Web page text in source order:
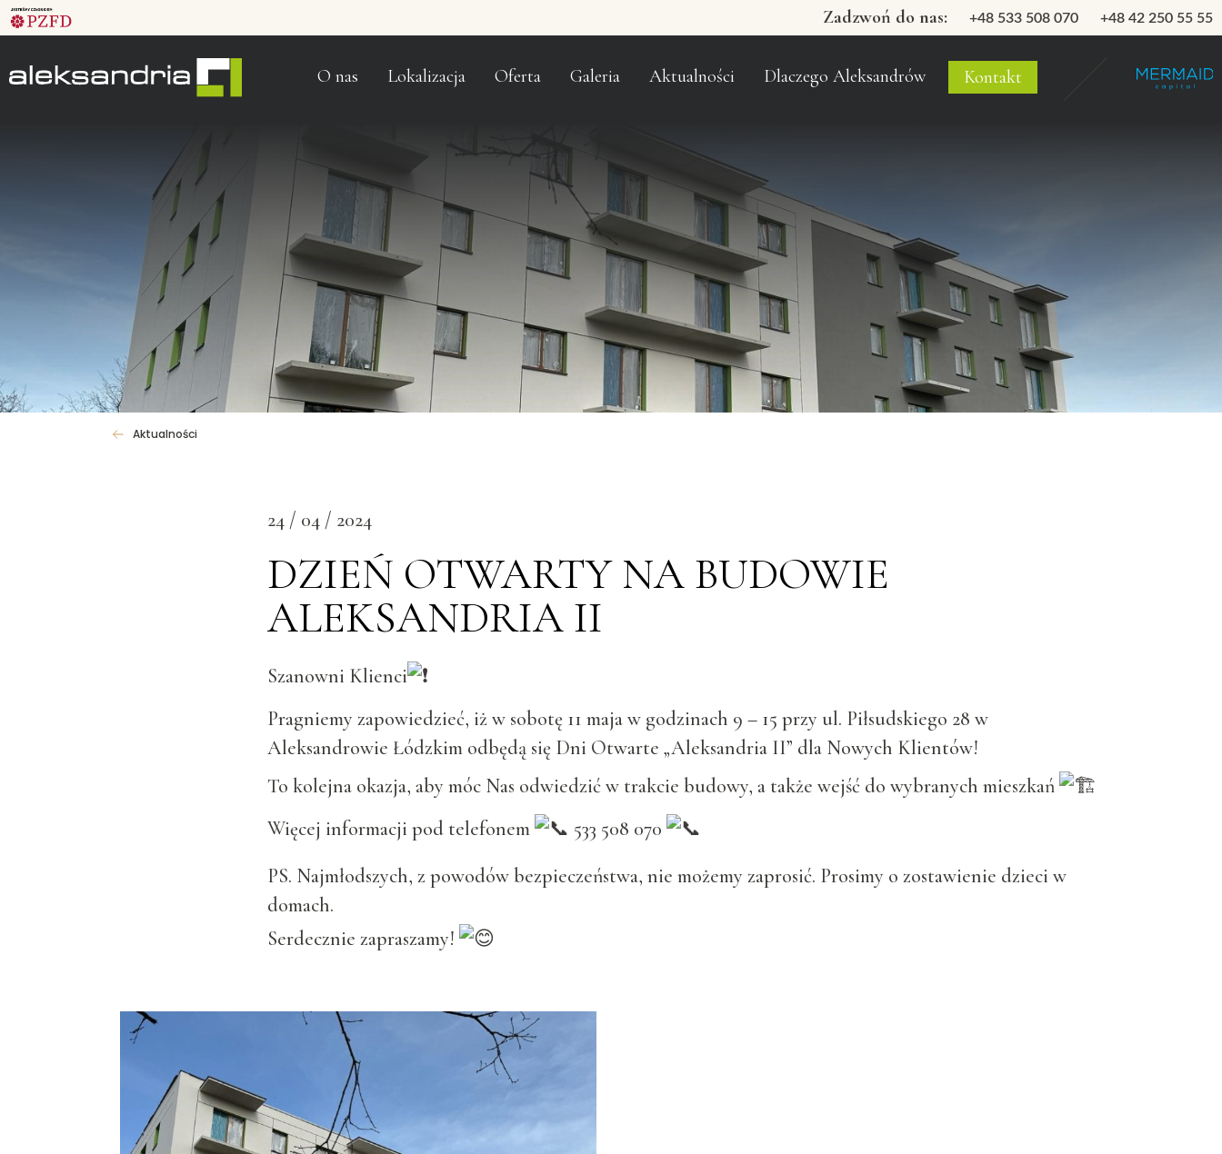
Zadzwoń do nas: +48 533 508 070 +48 42 250 55 55
O nas Lokalizacja Oferta Galeria Aktualności Dlaczego Aleksandrów Kontakt
Aktualności
24 / 04 / 2024
DZIEŃ OTWARTY NA BUDOWIE
ALEKSANDRIA II
Szanowni Klienci
Pragniemy zapowiedzieć, iż w sobotę 11 maja w godzinach 9 – 15 przy ul. Piłsudskiego 28 w
Aleksandrowie Łódzkim odbędą się Dni Otwarte „Aleksandria II” dla Nowych Klientów!
To kolejna okazja, aby móc Nas odwiedzić w trakcie budowy, a także wejść do wybranych mieszkań
Więcej informacji pod telefonem
533 508 070
PS. Najmłodszych, z powodów bezpieczeństwa, nie możemy zaprosić. Prosimy o zostawienie dzieci w
domach.
Serdecznie zapraszamy!